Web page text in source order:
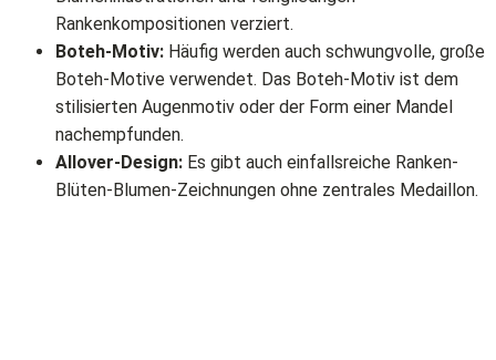
Rankenkompositionen verziert.
Boteh-Motiv: Häufig werden auch schwungvolle, große
Boteh-Motive verwendet. Das Boteh-Motiv ist dem
stilisierten Augenmotiv oder der Form einer Mandel
nachempfunden.
Allover-Design: Es gibt auch einfallsreiche Ranken-
Blüten-Blumen-Zeichnungen ohne zentrales Medaillon.